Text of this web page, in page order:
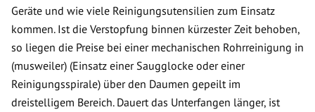
Geräte und wie viele Reinigungsutensilien zum Einsatz
kommen. Ist die Verstopfung binnen kürzester Zeit behoben,
so liegen die Preise bei einer mechanischen Rohrreinigung in
(musweiler) (Einsatz einer Saugglocke oder einer
Reinigungsspirale) über den Daumen gepeilt im
dreistelligem Bereich. Dauert das Unterfangen länger, ist